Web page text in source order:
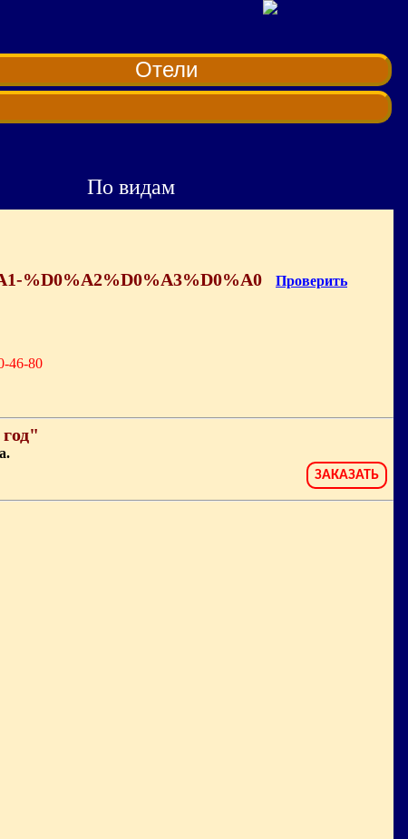
Отели
По видам
%D0%A2%D0%A3%D0%A0
Проверить
46-80
ЗАКАЗАТЬ